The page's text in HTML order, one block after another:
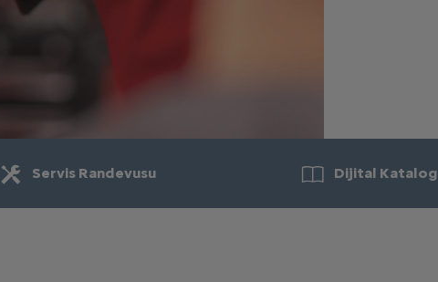
Servis Randevusu Dijital Katalog